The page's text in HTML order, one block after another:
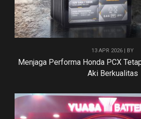
13 APR 2026 | BY
Menjaga Performa Honda PCX
Aki Berkualitas